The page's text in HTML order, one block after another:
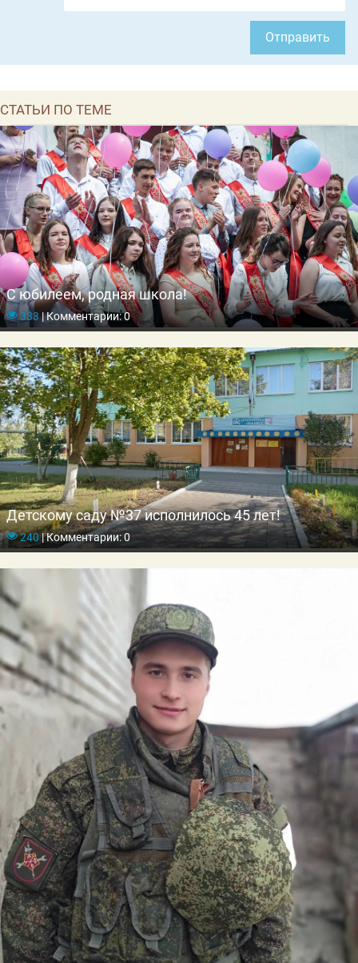
Отправить
СТАТЬИ ПО ТЕМЕ
С юбилеем, родная школа!
333|Комментарии: 0
Детскому саду №37 исполнилось 45 лет!
240|Комментарии: 0